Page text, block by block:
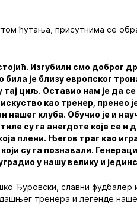
ћутања, присутнима се
Изгубили смо доброг
била је близу европског
тај циљ. Оставио нам је да
као тренер, пренео
нашег клуба. Обучио је и
су га анегдоте које се и
плени. Његов траг као
су га познавали.
у нашу велику и
Ђуровски, славни фудбалер
тренера и легенде